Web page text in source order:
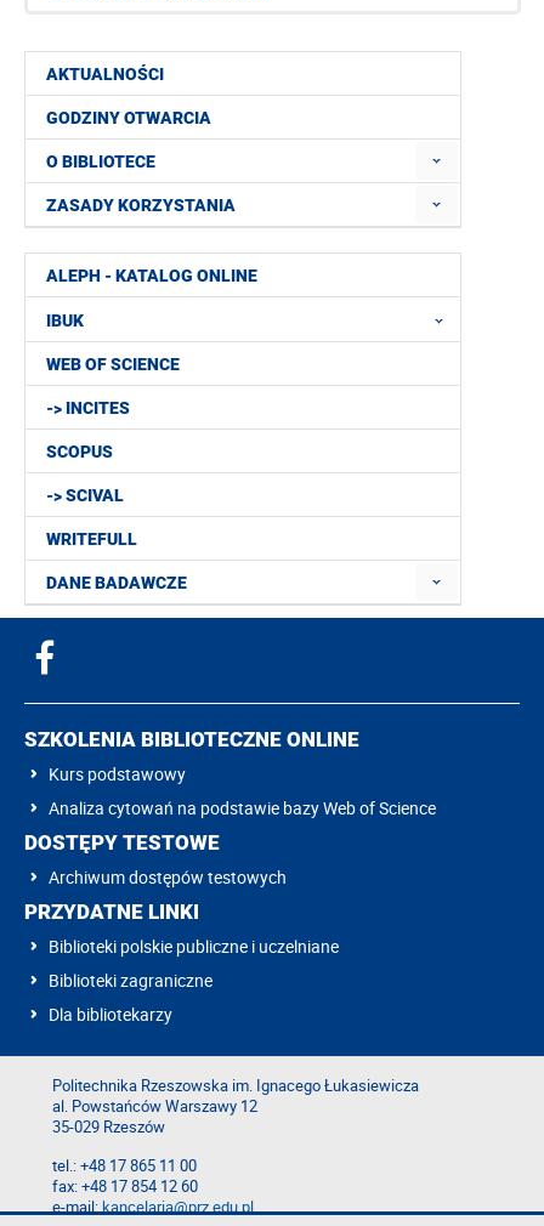
AKTUALNOŚCI
GODZINY OTWARCIA
O BIBLIOTECE
ZASADY KORZYSTANIA
ALEPH - KATALOG ONLINE
IBUK
WEB OF SCIENCE
-> INCITES
SCOPUS
-> SCIVAL
WRITEFULL
DANE BADAWCZE
SZKOLENIA BIBLIOTECZNE ONLINE
Kurs podstawowy
Analiza cytowań na podstawie bazy Web of Science
DOSTĘPY TESTOWE
Archiwum dostępów testowych
PRZYDATNE LINKI
Biblioteki polskie publiczne i uczelniane
Biblioteki zagraniczne
Dla bibliotekarzy
Politechnika Rzeszowska im. Ignacego Łukasiewicza
al. Powstańców Warszawy 12
35-029 Rzeszów
tel.: +48 17 865 11 00
fax: +48 17 854 12 60
e-mail:kancelaria@prz.edu.pl